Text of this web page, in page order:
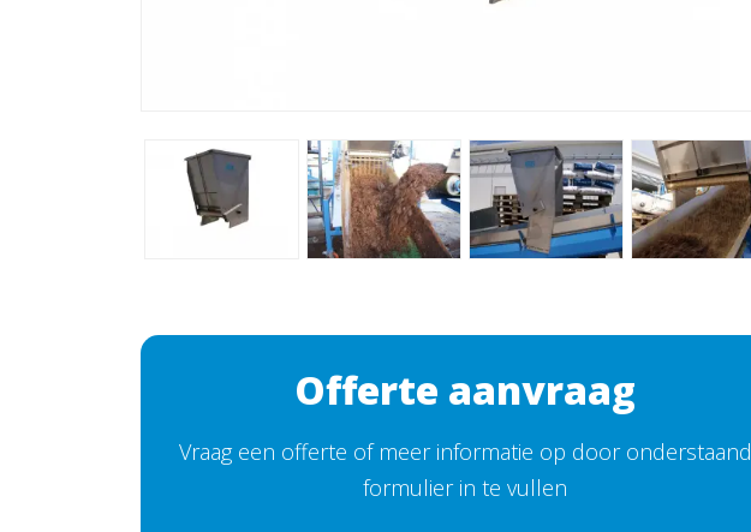
Offerte aanvraag
Vraag een offerte of meer informatie op door onderstaand
formulier in te vullen